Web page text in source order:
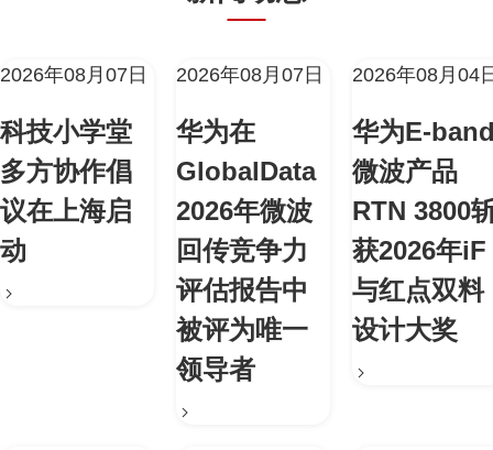
2026年08月07日
科技小学堂
多方协作倡
议在上海启
动
2026年08月07日
华为在
GlobalData
2026年微波
回传竞争力
评估报告中
被评为唯一
领导者
2026年08月04
华为E-
微波产品
RTN 3800
获2026年iF
与红点双料
设计大奖